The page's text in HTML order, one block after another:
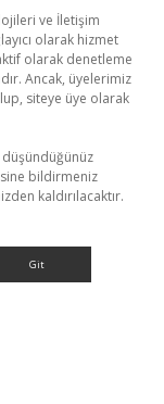
ve İletişim
olarak hizmet
olarak denetleme
Ancak, üyelerimiz
siteye üye olarak
düşündüğünüz
bildirmeniz
kaldırılacaktır.